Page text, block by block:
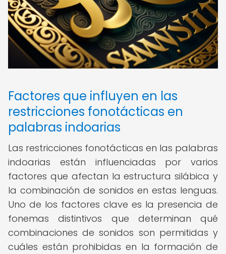
Factores que influyen en las
restricciones fonotácticas en
palabras indoarias
Las restricciones fonotácticas en las palabras
indoarias están influenciadas por varios
factores que afectan la estructura silábica y
la combinación de sonidos en estas lenguas.
Uno de los factores clave es la presencia de
fonemas distintivos que determinan qué
combinaciones de sonidos son permitidas y
cuáles están prohibidas en la formación de